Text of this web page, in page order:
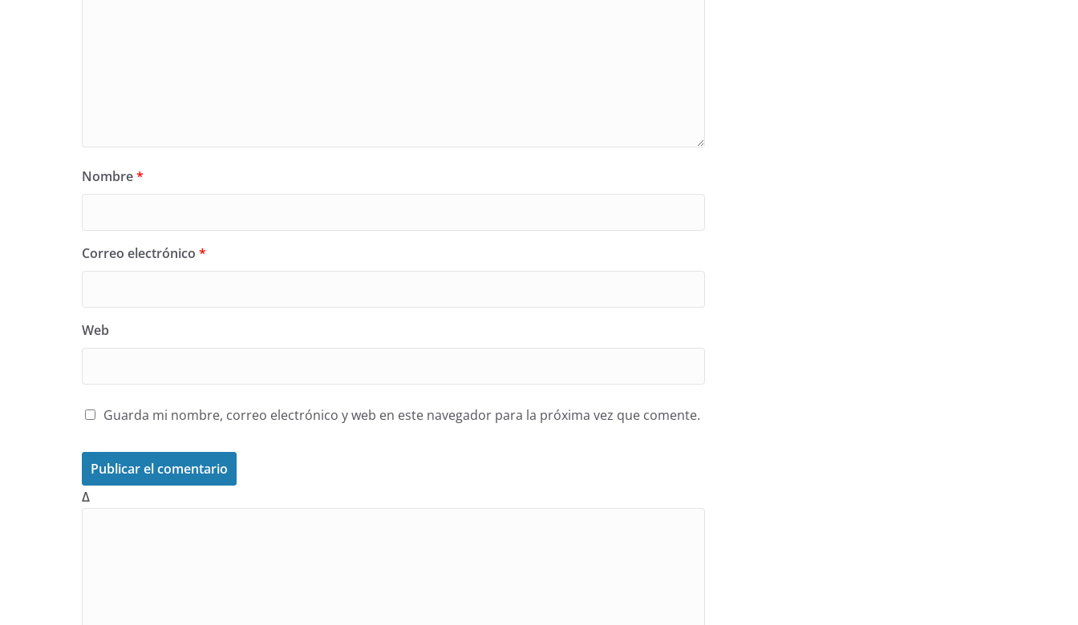
Nombre*
Correo electrónico *
Web
Guarda mi nombre, correo electrónico y web en este navegador para la próxima vez que comente.
Δ